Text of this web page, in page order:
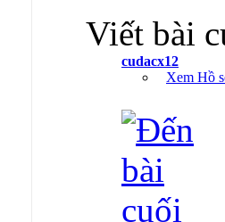
Viết bài
cudacx12
Xem Hồ